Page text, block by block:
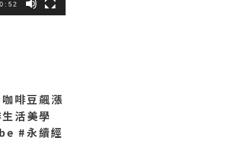
咖啡豆飆漲
活美學
#永續經